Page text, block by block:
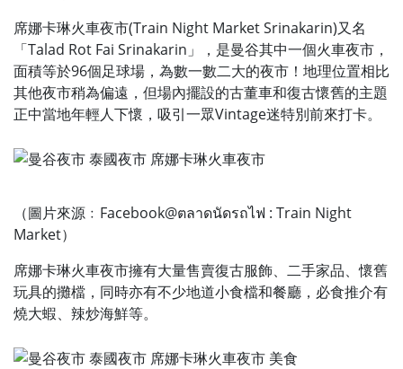
席娜卡琳火車夜市(Train Night Market Srinakarin)又名
「Talad Rot Fai Srinakarin」，是曼谷其中一個火車夜市，
面積等於96個足球場，為數一數二大的夜市！地理位置相比
其他夜市稍為偏遠，但場內擺設的古董車和復古懷舊的主題
正中當地年輕人下懷，吸引一眾Vintage迷特別前來打卡。
（圖片來源﹕Facebook@ตลาดนัดรถไฟ : Train Night
Market）
席娜卡琳火車夜市擁有大量售賣復古服飾、二手家品、懷舊
玩具的攤檔，同時亦有不少地道小食檔和餐廳，必食推介有
燒大蝦、辣炒海鮮等。